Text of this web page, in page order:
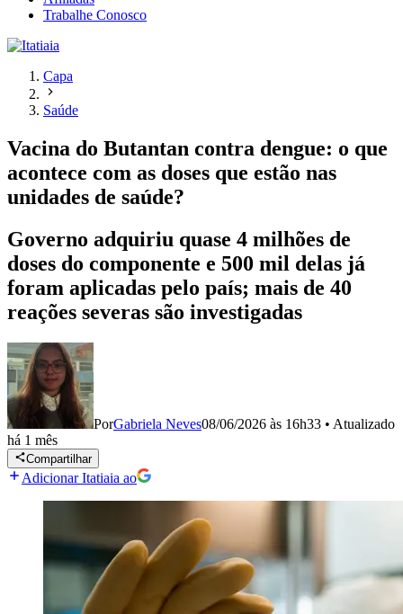
Trabalhe Conosco
Capa
Saúde
Vacina do Butantan contra dengue: o que
acontece com as doses que estão nas
unidades de saúde?
Governo adquiriu quase 4 milhões de
doses do componente e 500 mil delas já
foram aplicadas pelo país; mais de 40
reações severas são investigadas
PorGabriela Neves08/06/2026 às 16h33 • Atualizado
há 1 mês
Compartilhar
Adicionar Itatiaia ao